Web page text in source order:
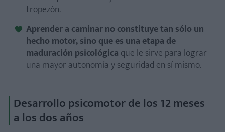
tropezón.
Aprender a caminar no constituye tan sólo un
hecho motor, sino que es una etapa de
maduración psicológica que le sirve para lograr
una mayor autonomía y seguridad en sí mismo.
Desarrollo psicomotor de los 12 meses
a los dos años